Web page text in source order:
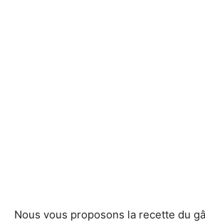
Nous vous proposons la recette du